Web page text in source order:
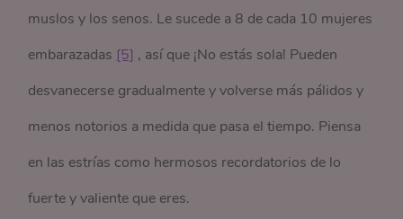
muslos y los senos. Le sucede a 8 de cada 10 mujeres
embarazadas [5] , así que ¡No estás sola! Pueden
desvanecerse gradualmente y volverse más pálidos y
menos notorios a medida que pasa el tiempo. Piensa
en las estrías como hermosos recordatorios de lo
fuerte y valiente que eres.